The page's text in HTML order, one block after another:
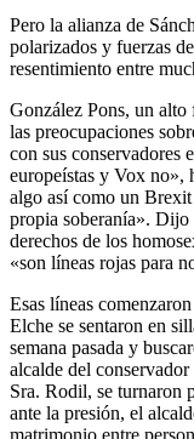
Pero la alianza de
polarizados y fuerzas
resentimiento entre
González Pons, un
las preocupaciones
con sus conservadores
europeístas y Vox no»,
algo así como un Brexit
propia soberanía». Dijo
derechos de los
«son líneas rojas para
Esas líneas
Elche se sentaron en
semana pasada y
alcalde del
Sra. Rodil, se turnaron
ante la presión, el
matrimonio entre